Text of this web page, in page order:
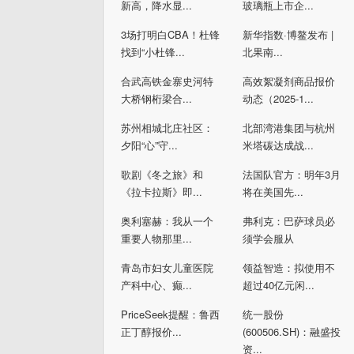
新高，降水显...
玻璃瓶上市企...
3场打明白CBA！杜锋
找到“小杜锋...
新华指数·博鳌发布 |
北果南...
合武高铁金寨史河特
大桥钢桁梁合...
高效絮凝剂商品报价
动态（2025-1...
苏州相城北庄社区：
夕阳“心”守...
北部湾港集团与杭州
米塔碳达成战...
歌剧《冬之旅》和
《拉卡拉斯》即...
法国队官方：明年3月
将在美国先...
奥利塞赫：我从一个
重要人物那里...
弗利克：巴萨球员必
须学会服从
青岛市妇女儿童医院
产科中心、癫...
领益智造：拟使用不
超过40亿元闲...
PriceSeek提醒：鲁西
正丁醇报价...
统一股份
(600506.SH)：融盛投
资...